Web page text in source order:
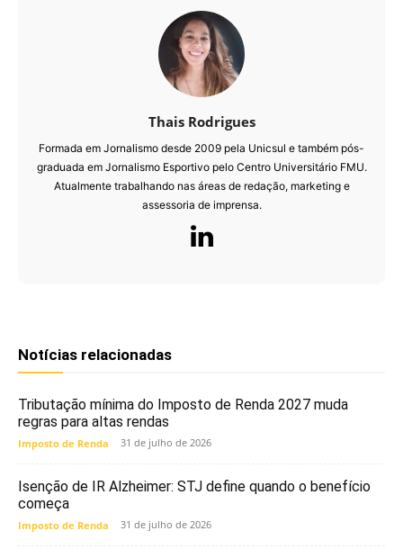
Thais Rodrigues
Formada em Jornalismo desde 2009 pela Unicsul e também pós-
graduada em Jornalismo Esportivo pelo Centro Universitário FMU.
Atualmente trabalhando nas áreas de redação, marketing e
assessoria de imprensa.
Notícias relacionadas
Tributação mínima do Imposto de Renda 2027 muda
regras para altas rendas
Imposto de Renda 31 de julho de 2026
Isenção de IR Alzheimer: STJ define quando o benefício
começa
Imposto de Renda 31 de julho de 2026